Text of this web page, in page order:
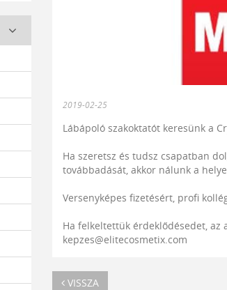
2019-02-25
Lábápoló szakoktatót keresünk a
Ha szeretsz és tudsz csapatban
továbbadását, akkor nálunk a
Versenyképes fizetésért, profi
Ha felkeltettük érdeklődésedet,
kepzes@elitecosmetix.com
VISSZA